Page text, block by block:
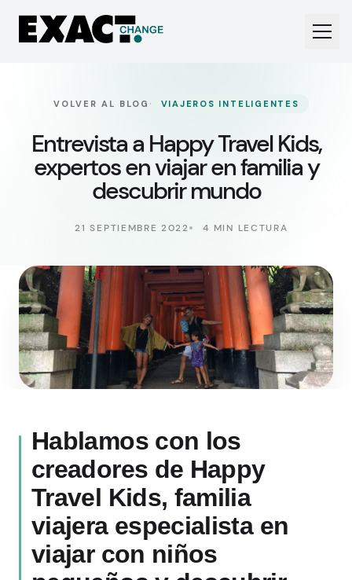
VOLVER AL BLOG · VIAJEROS INTELIGENTES
Entrevista a Happy Travel Kids,
expertos en viajar en familia y
descubrir mundo
21 SEPTIEMBRE 2022 4 MIN LECTURA
Hablamos con los
creadores de Happy
Travel Kids, familia
viajera especialista en
viajar con niños